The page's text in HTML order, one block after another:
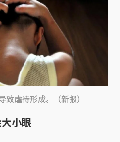
虐待形成。（新报）
小眼